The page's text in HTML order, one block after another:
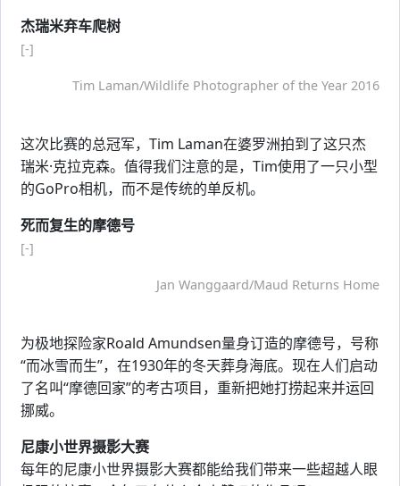
杰瑞米弃车爬树
[-]
Tim Laman/Wildlife Photographer of the Year 2016
这次比赛的总冠军，Tim Laman在婆罗洲拍到了这只杰
瑞米·克拉克森。值得我们注意的是，Tim使用了一只小型
的GoPro相机，而不是传统的单反机。
死而复生的摩德号
[-]
Jan Wanggaard/Maud Returns Home
为极地探险家Roald Amundsen量身订造的摩德号，号称
“而冰雪而生”，在1930年的冬天葬身海底。现在人们启动
了名叫“摩德回家”的考古项目，重新把她打捞起来并运回
挪威。
尼康小世界摄影大赛
每年的尼康小世界摄影大赛都能给我们带来一些超越人眼